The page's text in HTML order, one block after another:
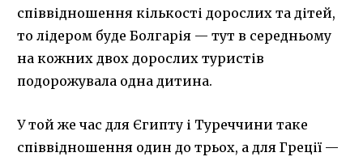
співвідношення кількості дорослих та дітей,
то лідером буде Болгарія — тут в середньому
на кожних двох дорослих туристів
подорожувала одна дитина.
У той же час для Єгипту і Туреччини таке
співвідношення один до трьох, а для Греції —